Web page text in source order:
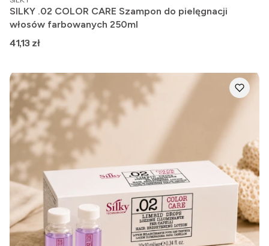
SILKY .02 COLOR CARE Szampon do pielęgnacji
włosów farbowanych 250ml
Cena
41,13 zł